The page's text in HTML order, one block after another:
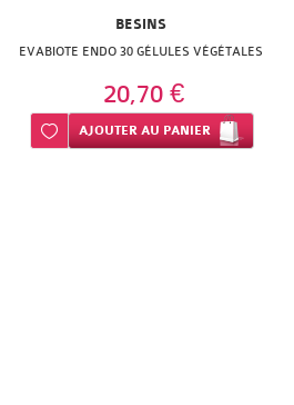
BESINS
EVABIOTE ENDO 30 GÉLULES VÉGÉTALES
20,70 €
Ajouter à ma liste d’envie
AJOUTER AU PANIER